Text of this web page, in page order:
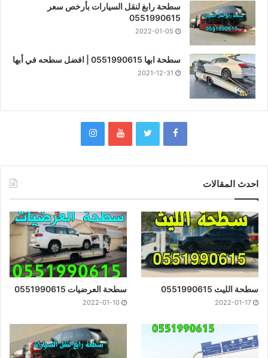
سطحة رابغ لنقل السيارات بأرخص سعر
0551990615
2022-01-05
سطحة ابها 0551990615 | افضل سطحه في أبها
2021-12-31
احدث المقالات
سطحة الليث 0551990615
2022-01-17
سطحة العرضيات 0551990615
2022-01-10